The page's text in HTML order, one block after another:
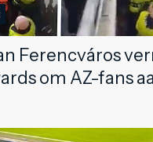
Ferencváros
om AZ-fans